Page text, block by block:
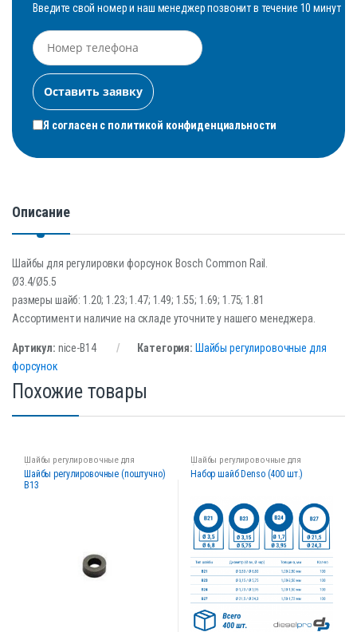
Введите свой номер и наш менеджер позвонит в течение 10 минут
Я согласен с политикой конфиденциальности
Описание
Шайбы для регулировки форсунок Bosch Common Rail.
Ø3.4/Ø5.5
размеры шайб: 1.20; 1.23; 1.47; 1.49; 1.55; 1.69; 1.75; 1.81
Ассортимент и наличие на складе уточните у нашего менеджера.
Артикул: nice-B14 Категория: Шайбы регулировочные для
форсунок
Похожие товары
Шайбы регулировочные для
форсунок
Шайбы регулировочные (поштучно)
B13
Шайбы регулировочные для
форсунок
Набор шайб Denso (400 шт.)